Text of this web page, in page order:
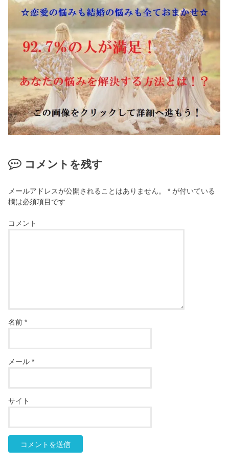
コメントを残す
メールアドレスが公開されることはありません。 * が付いている
欄は必須項目です
コメント
名前*
メール*
サイト